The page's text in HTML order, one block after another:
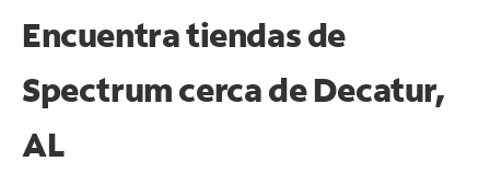
Encuentra tiendas de
Spectrum cerca deDecatur,
AL